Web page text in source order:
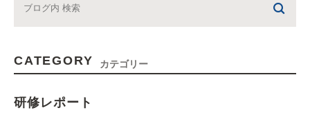
CATEGORY カテゴリー
研修レポート